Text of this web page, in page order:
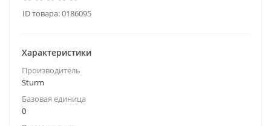
ID товара:0186095
Характеристики
Производитель
Sturm
Базовая единица
0